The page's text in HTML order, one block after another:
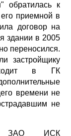
обратилась к
приемной в
договор на
здании в 2005
переносился.
застройщику
в ГК
времени не
не
ЗАО ИСК